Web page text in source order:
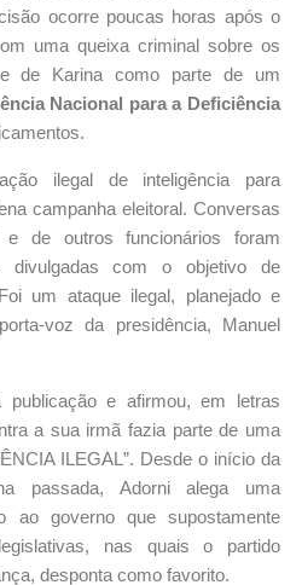
ocorre poucas horas após o
uma queixa criminal sobre os
de Karina como parte de um
Nacional para a Deficiência
ilegal de inteligência para
campanha eleitoral. Conversas
de outros funcionários foram
divulgadas com o objetivo de
um ataque ilegal, planejado e
voz da presidência, Manuel
e afirmou, em letras
a sua irmã fazia parte de uma
ILEGAL”. Desde o início da
passada, Adorni alega uma
ao governo que supostamente
nas quais o partido
desponta como favorito.